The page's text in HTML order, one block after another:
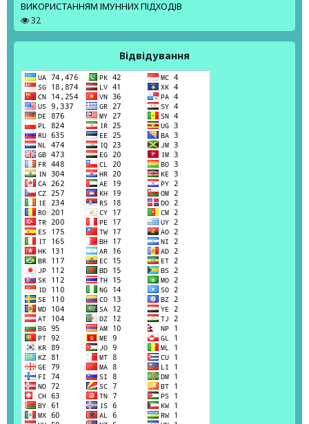
ВИКОРИСТАННЯМ ІМУННИХ ПІДХОДІВ
32
Відвідування